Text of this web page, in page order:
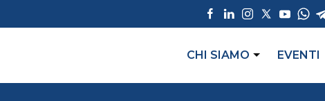
CHI SIAMO EVENTI